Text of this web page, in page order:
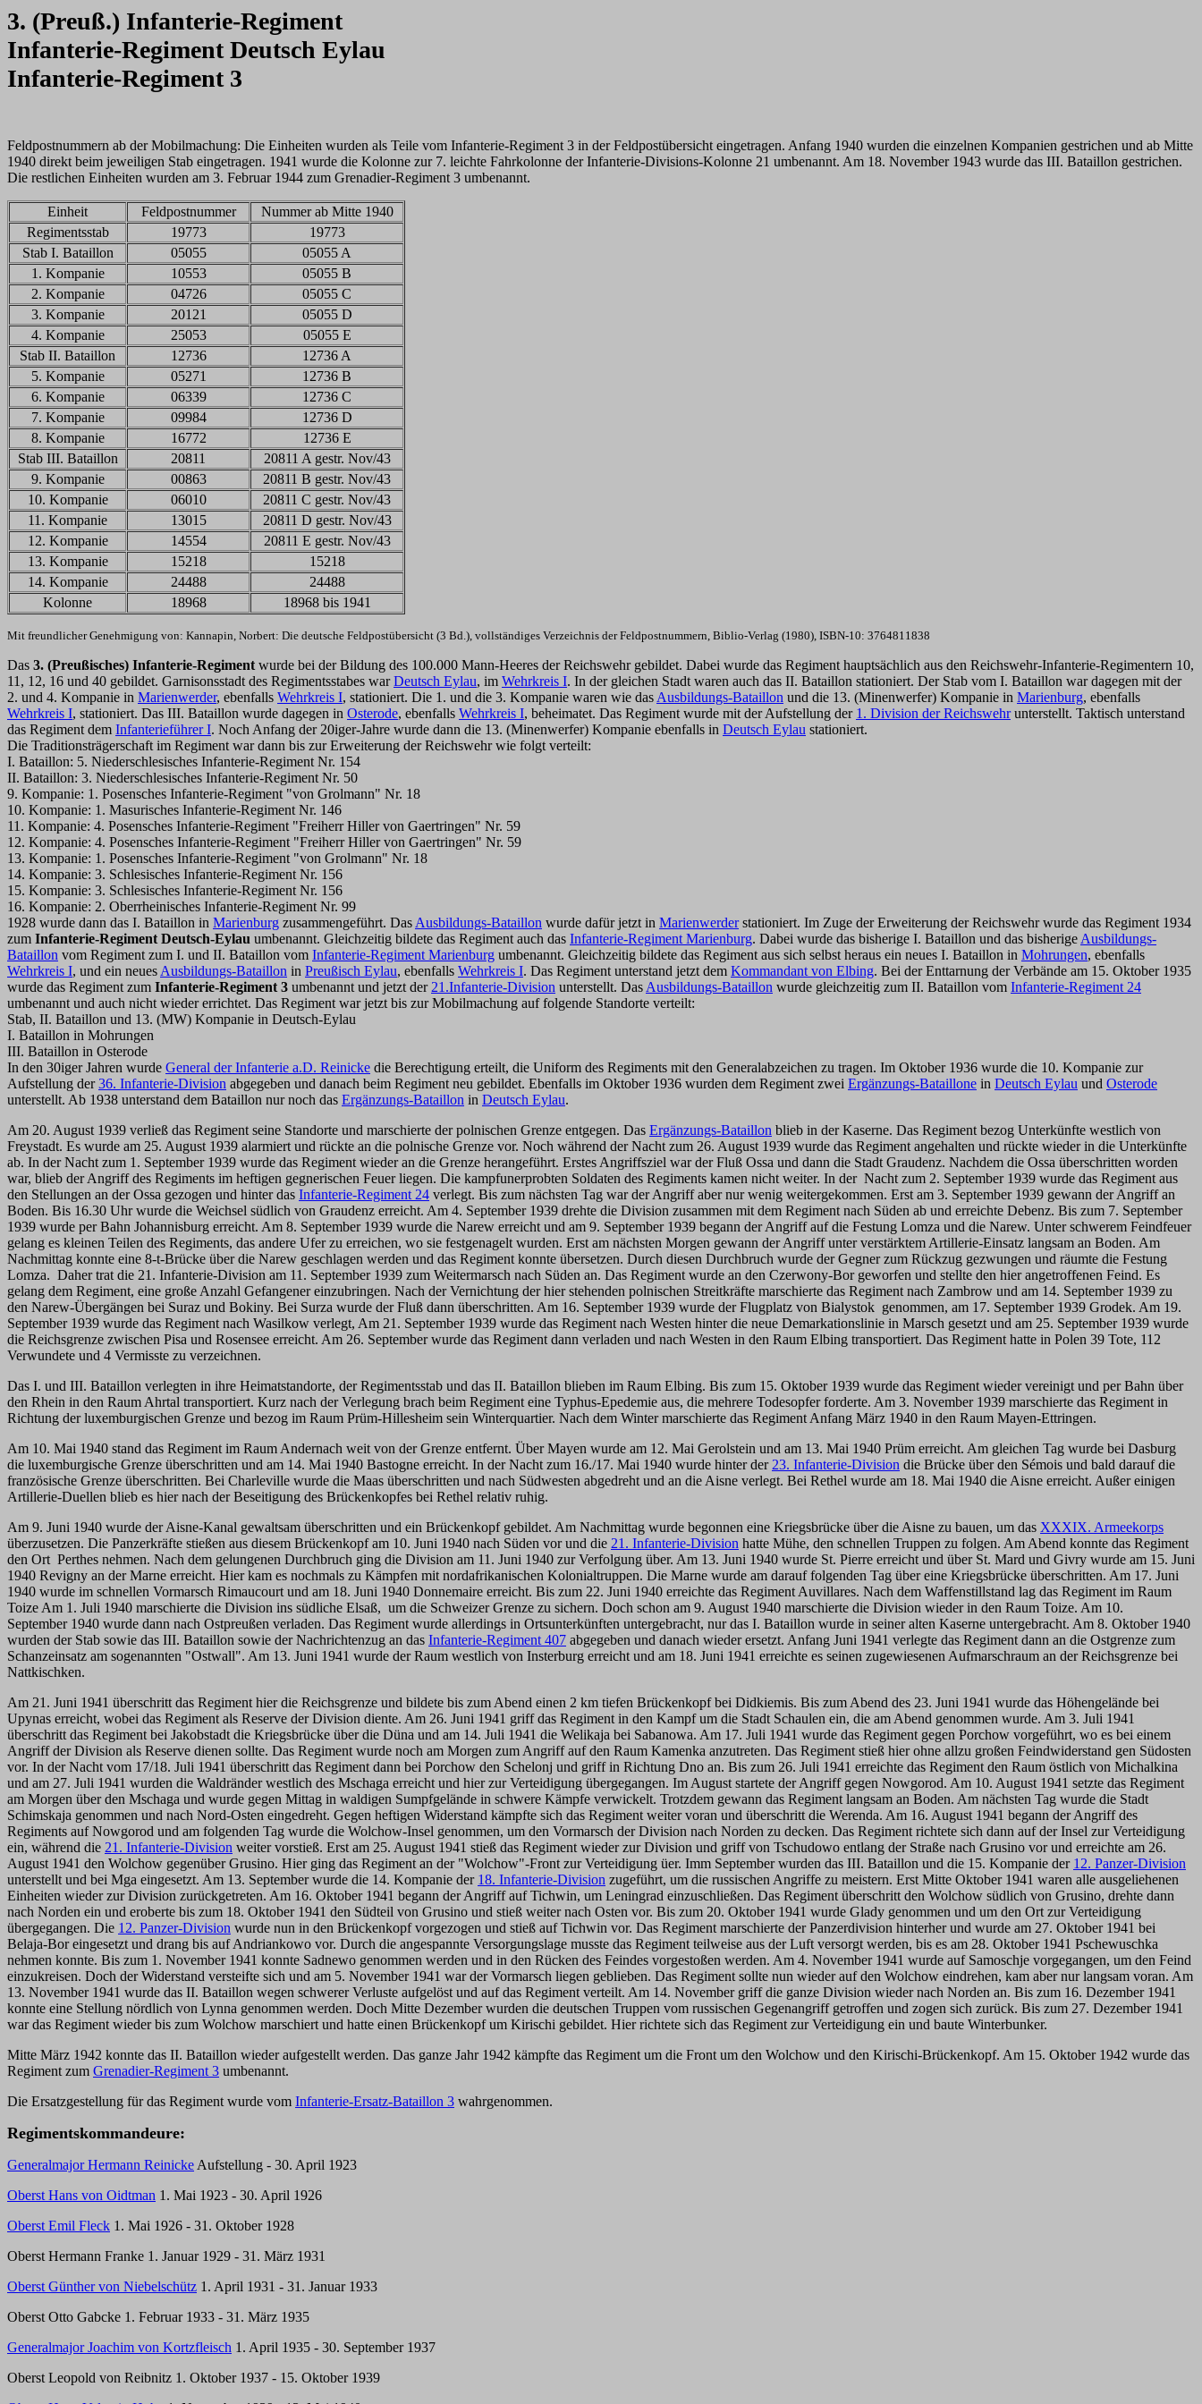
3. (Preuß.) Infanterie-Regiment
Infanterie-Regiment Deutsch Eylau
Infanterie-Regiment 3
Feldpostnummern ab der Mobilmachung: Die Einheiten wurden als Teile vom Infanterie-Regiment 3 in der Feldpostübersicht eingetragen. Anfang 1940 wurden die einzelnen Kompanien gestrichen und ab Mitte
1940 direkt beim jeweiligen Stab eingetragen. 1941 wurde die Kolonne zur 7. leichte Fahrkolonne der Infanterie-Divisions-Kolonne 21 umbenannt. Am 18. November 1943 wurde das III. Bataillon gestrichen.
Die restlichen Einheiten wurden am 3. Februar 1944 zum Grenadier-Regiment 3 umbenannt.
Einheit Feldpostnummer
Nummer ab Mitte 1940
Regimentsstab
19773
19773
Stab I. Bataillon
05055
05055 A
1. Kompanie
10553
05055 B
2. Kompanie
04726
05055 C
3. Kompanie
20121
05055 D
4. Kompanie
25053
05055 E
Stab II. Bataillon
12736
12736 A
5. Kompanie
05271
12736 B
6. Kompanie
06339
12736 C
7. Kompanie
09984
12736 D
8. Kompanie
16772
12736 E
Stab III. Bataillon
20811
20811 A gestr. Nov/43
9. Kompanie
00863
20811 B gestr. Nov/43
10. Kompanie
06010
20811 C gestr. Nov/43
11. Kompanie
13015
20811 D gestr. Nov/43
12. Kompanie
14554
20811 E gestr. Nov/43
13. Kompanie
15218
15218
14. Kompanie
24488
24488
Kolonne
18968 18968 bis 1941
Mit freundlicher Genehmigung von: Kannapin, Norbert: Die deutsche Feldpostübersicht (3 Bd.), vollständiges Verzeichnis der Feldpostnummern, Biblio-Verlag (1980), ISBN-10: 3764811838
Das 3. (Preußisches) Infanterie-Regiment wurde bei der Bildung des 100.000 Mann-Heeres der Reichswehr gebildet. Dabei wurde das Regiment hauptsächlich aus den Reichswehr-Infanterie-Regimentern 10,
11, 12, 16 und 40 gebildet. Garnisonsstadt des Regimentsstabes warDeutsch Eylau, im Wehrkreis I. In der gleichen Stadt waren auch das II. Bataillon stationiert. Der Stab vom I. Bataillon war dagegen mit der
2. und 4. Kompanie in Marienwerder, ebenfalls Wehrkreis I, stationiert. Die 1. und die 3. Kompanie waren wie das Ausbildungs-Bataillon und die 13. (Minenwerfer) Kompanie in Marienburg, ebenfalls
Wehrkreis I, stationiert. Das III. Bataillon wurde dagegen in Osterode, ebenfalls Wehrkreis I, beheimatet. Das Regiment wurde mit der Aufstellung der 1. Division der Reichswehrunterstellt. Taktisch unterstand
das Regiment dem Infanterieführer I. Noch Anfang der 20iger-Jahre wurde dann die 13. (Minenwerfer) Kompanie ebenfalls in Deutsch Eylau stationiert.
Die Traditionsträgerschaft im Regiment war dann bis zur Erweiterung der Reichswehr wie folgt verteilt:
I. Bataillon: 5. Niederschlesisches Infanterie-Regiment Nr. 154
II. Bataillon: 3. Niederschlesisches Infanterie-Regiment Nr. 50
9. Kompanie: 1. Posensches Infanterie-Regiment "von Grolmann" Nr. 18
10. Kompanie: 1. Masurisches Infanterie-Regiment Nr. 146
11. Kompanie: 4. Posensches Infanterie-Regiment "Freiherr Hiller von Gaertringen" Nr. 59
12. Kompanie: 4. Posensches Infanterie-Regiment "Freiherr Hiller von Gaertringen" Nr. 59
13. Kompanie: 1. Posensches Infanterie-Regiment "von Grolmann" Nr. 18
14. Kompanie: 3. Schlesisches Infanterie-Regiment Nr. 156
15. Kompanie: 3. Schlesisches Infanterie-Regiment Nr. 156
16. Kompanie: 2. Oberrheinisches Infanterie-Regiment Nr. 99
1928 wurde dann das I. Bataillon in Marienburg zusammengeführt. Das Ausbildungs-Bataillon wurde dafür jetzt in Marienwerderstationiert. Im Zuge der Erweiterung der Reichswehr wurde das Regiment 1934
zum Infanterie-Regiment Deutsch-Eylau umbenannt. Gleichzeitig bildete das Regiment auch das Infanterie-Regiment Marienburg. Dabei wurde das bisherige I. Bataillon und das bisherige Ausbildungs-
Bataillon vom Regiment zum I. und II. Bataillon vom Infanterie-Regiment Marienburg umbenannt. Gleichzeitig bildete das Regiment aus sich selbst heraus ein neues I. Bataillon in Mohrungen, ebenfalls
Wehrkreis I, und ein neues Ausbildungs-Bataillon in Preußisch Eylau, ebenfalls Wehrkreis I. Das Regiment unterstand jetzt dem Kommandant von Elbing. Bei der Enttarnung der Verbände am 15. Oktober 1935
wurde das Regiment zum Infanterie-Regiment 3 umbenannt und jetzt der 21.Infanterie-Division unterstellt. Das Ausbildungs-Bataillon wurde gleichzeitig zum II. Bataillon vom Infanterie-Regiment 24
umbenannt und auch nicht wieder errichtet. Das Regiment war jetzt bis zur Mobilmachung auf folgende Standorte verteilt:
Stab, II. Bataillon und 13. (MW) Kompanie in Deutsch-Eylau
I. Bataillon in Mohrungen
III. Bataillon in Osterode
In den 30iger Jahren wurde General der Infanterie a.D. Reinicke die Berechtigung erteilt, die Uniform des Regiments mit den Generalabzeichen zu tragen. Im Oktober 1936 wurde die 10. Kompanie zur
Aufstellung der36. Infanterie-Division abgegeben und danach beim Regiment neu gebildet. Ebenfalls im Oktober 1936 wurden dem Regiment zwei Ergänzungs-Bataillone in Deutsch Eylau und Osterode
unterstellt. Ab 1938 unterstand dem Bataillon nur noch das Ergänzungs-Bataillon in Deutsch Eylau.
Am 20. August 1939 verließ das Regiment seine Standorte und marschierte der polnischen Grenze entgegen. Das Ergänzungs-Bataillon blieb in der Kaserne. Das Regiment bezog Unterkünfte westlich von
Freystadt. Es wurde am 25. August 1939 alarmiert und rückte an die polnische Grenze vor. Noch während der Nacht zum 26. August 1939 wurde das Regiment angehalten und rückte wieder in die Unterkünfte
ab. In der Nacht zum 1. September 1939 wurde das Regiment wieder an die Grenze herangeführt. Erstes Angriffsziel war der Fluß Ossa und dann die Stadt Graudenz. Nachdem die Ossa überschritten worden
war, blieb der Angriff des Regiments im heftigen gegnerischen Feuer liegen. Die kampfunerprobten Soldaten des Regiments kamen nicht weiter. In der Nacht zum 2. September 1939 wurde das Regiment aus
den Stellungen an der Ossa gezogen und hinter das Infanterie-Regiment 24 verlegt. Bis zum nächsten Tag war der Angriff aber nur wenig weitergekommen. Erst am 3. September 1939 gewann der Angriff an
Boden. Bis 16.30 Uhr wurde die Weichsel südlich von Graudenz erreicht. Am 4. September 1939 drehte die Division zusammen mit dem Regiment nach Süden ab und erreichte Debenz. Bis zum 7. September
1939 wurde per Bahn Johannisburg erreicht. Am 8. September 1939 wurde die Narew erreicht und am 9. September 1939 begann der Angriff auf die Festung Lomza und die Narew. Unter schwerem Feindfeuer
gelang es kleinen Teilen des Regiments, das andere Ufer zu erreichen, wo sie festgenagelt wurden. Erst am nächsten Morgen gewann der Angriff unter verstärktem Artillerie-Einsatz langsam an Boden. Am
Nachmittag konnte eine 8-t-Brücke über die Narew geschlagen werden und das Regiment konnte übersetzen. Durch diesen Durchbruch wurde der Gegner zum Rückzug gezwungen und räumte die Festung
Lomza. Daher trat die 21. Infanterie-Division am 11. September 1939 zum Weitermarsch nach Süden an. Das Regiment wurde an den Czerwony-Bor geworfen und stellte den hier angetroffenen Feind. Es
gelang dem Regiment, eine große Anzahl Gefangener einzubringen. Nach der Vernichtung der hier stehenden polnischen Streitkräfte marschierte das Regiment nach Zambrow und am 14. September 1939 zu
den Narew-Übergängen bei Suraz und Bokiny. Bei Surza wurde der Fluß dann überschritten. Am 16. September 1939 wurde der Flugplatz von Bialystok genommen, am 17. September 1939 Grodek. Am 19.
September 1939 wurde das Regiment nach Wasilkow verlegt, Am 21. September 1939 wurde das Regiment nach Westen hinter die neue Demarkationslinie in Marsch gesetzt und am 25. September 1939 wurde
die Reichsgrenze zwischen Pisa und Rosensee erreicht. Am 26. September wurde das Regiment dann verladen und nach Westen in den Raum Elbing transportiert. Das Regiment hatte in Polen 39 Tote, 112
Verwundete und 4 Vermisste zu verzeichnen.
Das I. und III. Bataillon verlegten in ihre Heimatstandorte, der Regimentsstab und das II. Bataillon blieben im Raum Elbing. Bis zum 15. Oktober 1939 wurde das Regiment wieder vereinigt und per Bahn über
den Rhein in den Raum Ahrtal transportiert. Kurz nach der Verlegung brach beim Regiment eine Typhus-Epedemie aus, die mehrere Todesopfer forderte. Am 3. November 1939 marschierte das Regiment in
Richtung der luxemburgischen Grenze und bezog im Raum Prüm-Hillesheim sein Winterquartier. Nach dem Winter marschierte das Regiment Anfang März 1940 in den Raum Mayen-Ettringen.
Am 10. Mai 1940 stand das Regiment im Raum Andernach weit von der Grenze entfernt. Über Mayen wurde am 12. Mai Gerolstein und am 13. Mai 1940 Prüm erreicht. Am gleichen Tag wurde bei Dasburg
die luxemburgische Grenze überschritten und am 14. Mai 1940 Bastogne erreicht. In der Nacht zum 16./17. Mai 1940 wurde hinter der 23. Infanterie-Division die Brücke über den Sémois und bald darauf die
französische Grenze überschritten. Bei Charleville wurde die Maas überschritten und nach Südwesten abgedreht und an die Aisne verlegt. Bei Rethel wurde am 18. Mai 1940 die Aisne erreicht. Außer einigen
Artillerie-Duellen blieb es hier nach der Beseitigung des Brückenkopfes bei Rethel relativ ruhig.
Am 9. Juni 1940 wurde der Aisne-Kanal gewaltsam überschritten und ein Brückenkopf gebildet. Am Nachmittag wurde begonnen eine Kriegsbrücke über die Aisne zu bauen, um das XXXIX. Armeekorps
überzusetzen. Die Panzerkräfte stießen aus diesem Brückenkopf am 10. Juni 1940 nach Süden vor und die 21. Infanterie-Division hatte Mühe, den schnellen Truppen zu folgen. Am Abend konnte das Regiment
den Ort Perthes nehmen. Nach dem gelungenen Durchbruch ging die Division am 11. Juni 1940 zur Verfolgung über. Am 13. Juni 1940 wurde St. Pierre erreicht und über St. Mard und Givry wurde am 15. Juni
1940 Revigny an der Marne erreicht. Hier kam es nochmals zu Kämpfen mit nordafrikanischen Kolonialtruppen. Die Marne wurde am darauf folgenden Tag über eine Kriegsbrücke überschritten. Am 17. Juni
1940 wurde im schnellen Vormarsch Rimaucourt und am 18. Juni 1940 Donnemaire erreicht. Bis zum 22. Juni 1940 erreichte das Regiment Auvillares. Nach dem Waffenstillstand lag das Regiment im Raum
Toize Am 1. Juli 1940 marschierte die Division ins südliche Elsaß, um die Schweizer Grenze zu sichern. Doch schon am 9. August 1940 marschierte die Division wieder in den Raum Toize. Am 10.
September 1940 wurde dann nach Ostpreußen verladen. Das Regiment wurde allerdings in Ortsunterkünften untergebracht, nur das I. Bataillon wurde in seiner alten Kaserne untergebracht. Am 8. Oktober 1940
wurden der Stab sowie das III. Bataillon sowie der Nachrichtenzug an das Infanterie-Regiment 407 abgegeben und danach wieder ersetzt. Anfang Juni 1941 verlegte das Regiment dann an die Ostgrenze zum
Schanzeinsatz am sogenannten "Ostwall". Am 13. Juni 1941 wurde der Raum westlich von Insterburg erreicht und am 18. Juni 1941 erreichte es seinen zugewiesenen Aufmarschraum an der Reichsgrenze bei
Nattkischken.
Am 21. Juni 1941 überschritt das Regiment hier die Reichsgrenze und bildete bis zum Abend einen 2 km tiefen Brückenkopf bei Didkiemis. Bis zum Abend des 23. Juni 1941 wurde das Höhengelände bei
Upynas erreicht, wobei das Regiment als Reserve der Division diente. Am 26. Juni 1941 griff das Regiment in den Kampf um die Stadt Schaulen ein, die am Abend genommen wurde. Am 3. Juli 1941
überschritt das Regiment bei Jakobstadt die Kriegsbrücke über die Düna und am 14. Juli 1941 die Welikaja bei Sabanowa. Am 17. Juli 1941 wurde das Regiment gegen Porchow vorgeführt, wo es bei einem
Angriff der Division als Reserve dienen sollte. Das Regiment wurde noch am Morgen zum Angriff auf den Raum Kamenka anzutreten. Das Regiment stieß hier ohne allzu großen Feindwiderstand gen Südosten
vor. In der Nacht vom 17/18. Juli 1941 überschritt das Regiment dann bei Porchow den Schelonj und griff in Richtung Dno an. Bis zum 26. Juli 1941 erreichte das Regiment den Raum östlich von Michalkina
und am 27. Juli 1941 wurden die Waldränder westlich des Mschaga erreicht und hier zur Verteidigung übergegangen. Im August startete der Angriff gegen Nowgorod. Am 10. August 1941 setzte das Regiment
am Morgen über den Mschaga und wurde gegen Mittag in waldigen Sumpfgelände in schwere Kämpfe verwickelt. Trotzdem gewann das Regiment langsam an Boden. Am nächsten Tag wurde die Stadt
Schimskaja genommen und nach Nord-Osten eingedreht. Gegen heftigen Widerstand kämpfte sich das Regiment weiter voran und überschritt die Werenda. Am 16. August 1941 begann der Angriff des
Regiments auf Nowgorod und am folgenden Tag wurde die Wolchow-Insel genommen, um den Vormarsch der Division nach Norden zu decken. Das Regiment richtete sich dann auf der Insel zur Verteidigung
ein, während die 21. Infanterie-Division weiter vorstieß. Erst am 25. August 1941 stieß das Regiment wieder zur Division und griff von Tschudowo entlang der Straße nach Grusino vor und erreichte am 26.
August 1941 den Wolchow gegenüber Grusino. Hier ging das Regiment an der "Wolchow"-Front zur Verteidigung üer. Imm September wurden das III. Bataillon und die 15. Kompanie der 12. Panzer-Division
unterstellt und bei Mga eingesetzt. Am 13. September wurde die 14. Kompanie der 18. Infanterie-Division zugeführt, um die russischen Angriffe zu meistern. Erst Mitte Oktober 1941 waren alle ausgeliehenen
Einheiten wieder zur Division zurückgetreten. Am 16. Oktober 1941 begann der Angriff auf Tichwin, um Leningrad einzuschließen. Das Regiment überschritt den Wolchow südlich von Grusino, drehte dann
nach Norden ein und eroberte bis zum 18. Oktober 1941 den Südteil von Grusino und stieß weiter nach Osten vor. Bis zum 20. Oktober 1941 wurde Glady genommen und um den Ort zur Verteidigung
übergegangen. Die 12. Panzer-Division wurde nun in den Brückenkopf vorgezogen und stieß auf Tichwin vor. Das Regiment marschierte der Panzerdivision hinterher und wurde am 27. Oktober 1941 bei
Belaja-Bor eingesetzt und drang bis auf Andriankowo vor. Durch die angespannte Versorgungslage musste das Regiment teilweise aus der Luft versorgt werden, bis es am 28. Oktober 1941 Pschewuschka
nehmen konnte. Bis zum 1. November 1941 konnte Sadnewo genommen werden und in den Rücken des Feindes vorgestoßen werden. Am 4. November 1941 wurde auf Samoschje vorgegangen, um den Feind
einzukreisen. Doch der Widerstand versteifte sich und am 5. November 1941 war der Vormarsch liegen geblieben. Das Regiment sollte nun wieder auf den Wolchow eindrehen, kam aber nur langsam voran. Am
13. November 1941 wurde das II. Bataillon wegen schwerer Verluste aufgelöst und auf das Regiment verteilt. Am 14. November griff die ganze Division wieder nach Norden an. Bis zum 16. Dezember 1941
konnte eine Stellung nördlich von Lynna genommen werden. Doch Mitte Dezember wurden die deutschen Truppen vom russischen Gegenangriff getroffen und zogen sich zurück. Bis zum 27. Dezember 1941
war das Regiment wieder bis zum Wolchow marschiert und hatte einen Brückenkopf um Kirischi gebildet. Hier richtete sich das Regiment zur Verteidigung ein und baute Winterbunker.
Mitte März 1942 konnte das II. Bataillon wieder aufgestellt werden. Das ganze Jahr 1942 kämpfte das Regiment um die Front um den Wolchow und den Kirischi-Brückenkopf. Am 15. Oktober 1942 wurde das
Regiment zum Grenadier-Regiment 3 umbenannt.
Die Ersatzgestellung für das Regiment wurde vom Infanterie-Ersatz-Bataillon 3 wahrgenommen.
Regimentskommandeure:
Generalmajor Hermann Reinicke Aufstellung - 30. April 1923
Oberst Hans von Oidtman 1. Mai 1923 - 30. April 1926
Oberst Emil Fleck 1. Mai 1926 - 31. Oktober 1928
Oberst Hermann Franke 1. Januar 1929 - 31. März 1931
Oberst Günther von Niebelschütz 1. April 1931 - 31. Januar 1933
Oberst Otto Gabcke 1. Februar 1933 - 31. März 1935
Generalmajor Joachim von Kortzfleisch 1. April 1935 - 30. September 1937
Oberst Leopold von Reibnitz 1. Oktober 1937 - 15. Oktober 1939